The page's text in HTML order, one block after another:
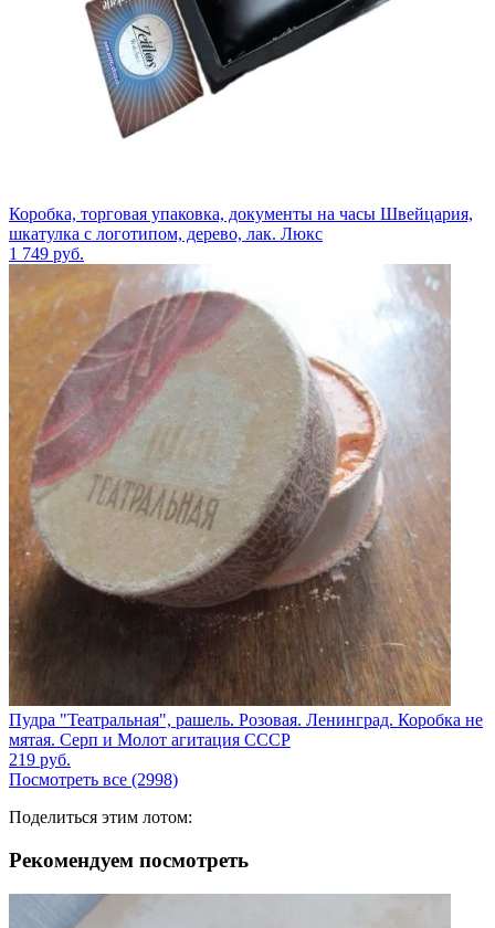
Коробка, торговая упаковка, документы на часы Швейцария,
шкатулка с логотипом, дерево, лак. Люкс
1 749 руб.
Пудра "Театральная", рашель. Розовая. Ленинград. Коробка не
мятая. Серп и Молот агитация СССР
219 руб.
Посмотреть все (2998)
Поделиться этим лотом:
Рекомендуем посмотреть